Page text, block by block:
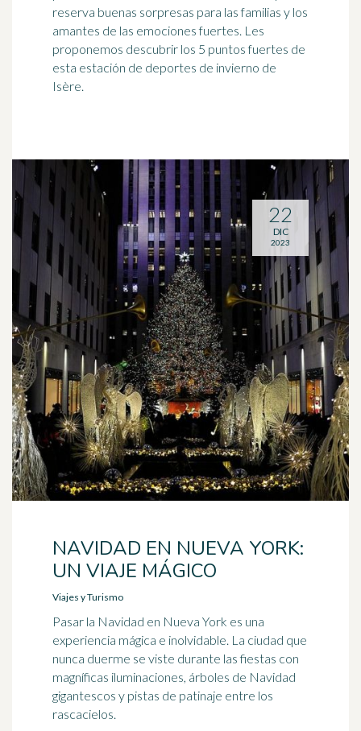
reserva buenas sorpresas para las familias y los
amantes de las emociones fuertes. Les
proponemos descubrir los 5 puntos fuertes de
esta estación de deportes de invierno de
Isère.
NAVIDAD EN NUEVA YORK:
UN VIAJE MÁGICO
Viajes y Turismo
Pasar la Navidad en Nueva York es una
experiencia mágica e inolvidable. La ciudad que
nunca duerme se viste durante las fiestas con
magníficas iluminaciones, árboles de Navidad
gigantescos y pistas de patinaje entre los
rascacielos.
22
DIC
2023